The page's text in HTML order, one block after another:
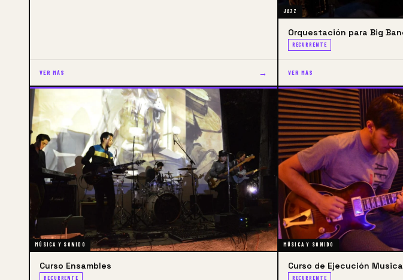
VER MÁS →
JAZZ
Orquestación para Big
RECURRENTE
VER MÁS
MÚSICA Y SONIDO
Curso Ensambles
RECURRENTE
MÚSICA Y SONIDO
Curso de Ejecución
RECURRENTE